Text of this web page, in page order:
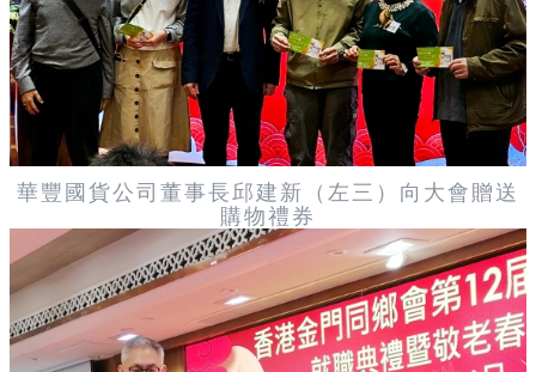
華豐國貨公司董事長邱建新（左三）向大會贈送
購物禮券